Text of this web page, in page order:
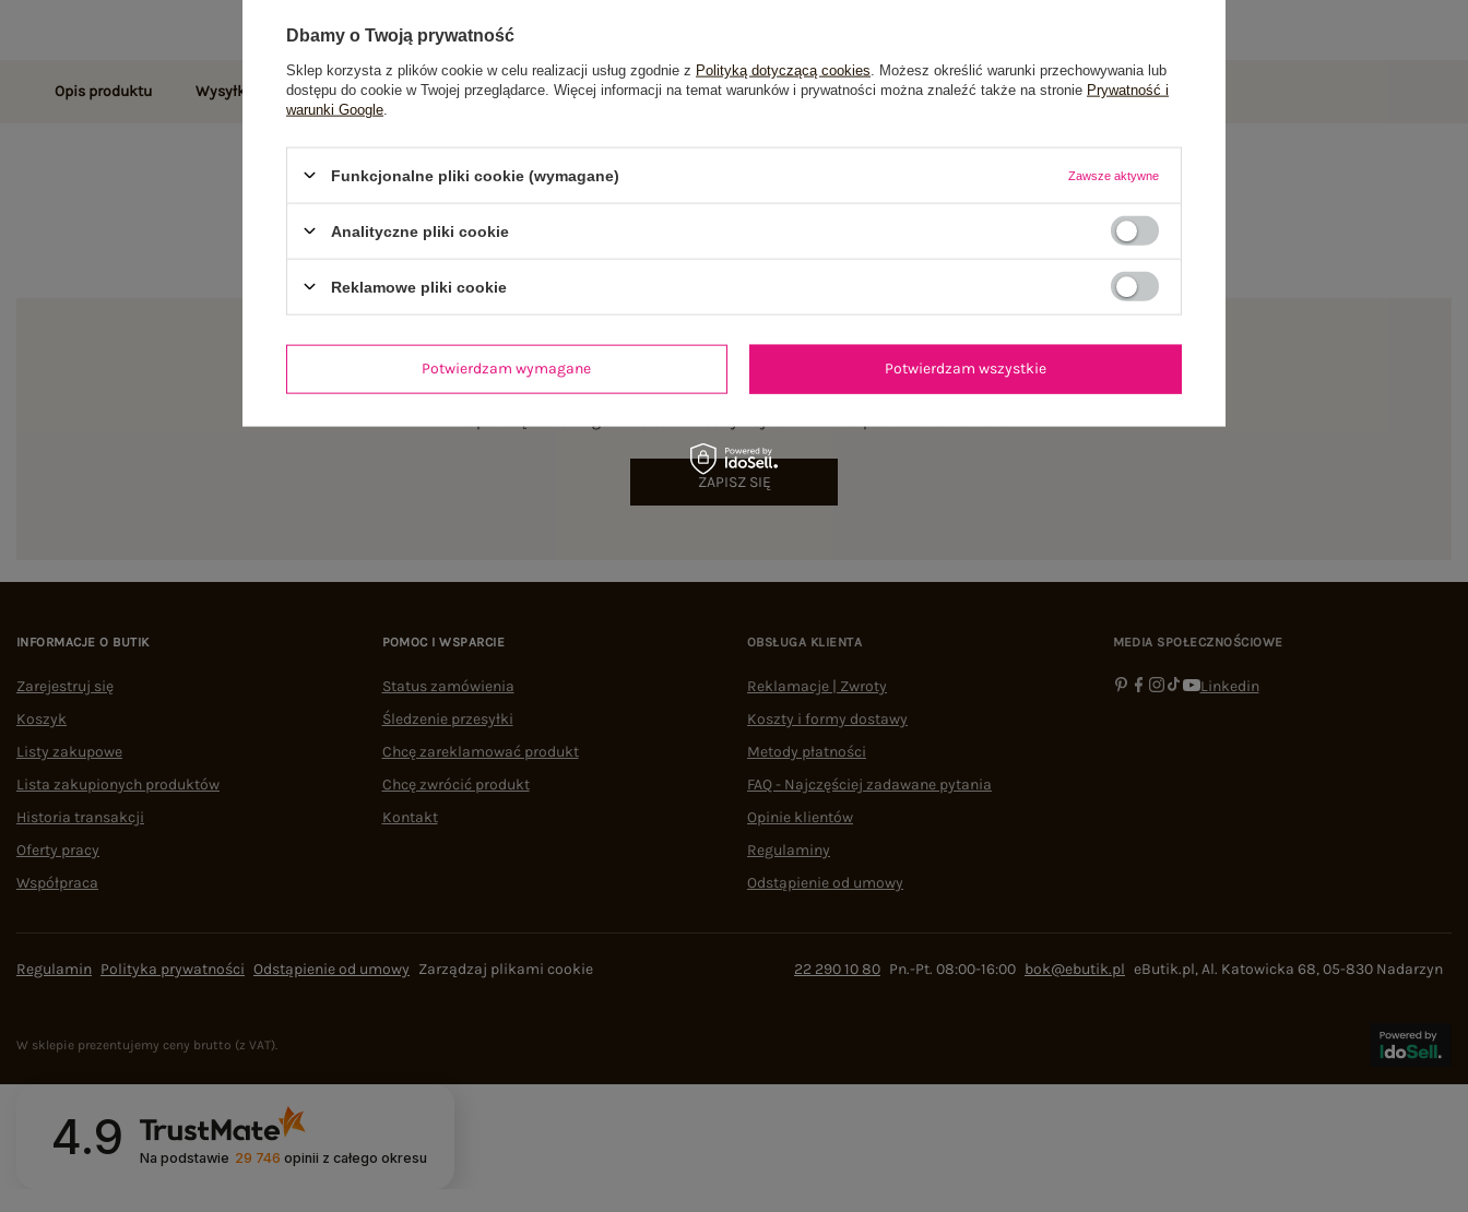
Opis produktu Wysyłka i dostawa Zwroty i reklamacje Opinie o produkcie(0)
ZAPISZ SIĘ
INFORMACJE O BUTIK
Zarejestruj się
Koszyk
Listy zakupowe
Lista zakupionych produktów
Historia transakcji
Oferty pracy
Współpraca
POMOC I WSPARCIE
Status zamówienia
Śledzenie przesyłki
Chcę zareklamować produkt
Chcę zwrócić produkt
Kontakt
OBSŁUGA KLIENTA
Reklamacje | Zwroty
Koszty i formy dostawy
Metody płatności
FAQ - Najczęściej zadawane pytania
Opinie klientów
Regulaminy
Odstąpienie od umowy
MEDIA SPOŁECZNOŚCIOWE
Linkedin
Regulamin Polityka prywatności Odstąpienie od umowy Zarządzaj plikami cookie 22 290 10 80 Pn.-Pt. 08:00-16:00 bok@ebutik.pl eButik.pl,Al. Katowicka 68,05-830 Nadarzyn
W sklepie prezentujemy ceny brutto (z VAT).
4.9 Na podstawie 29 746 opinii z całego okresu
Dbamy o Twoją prywatność
Sklep korzysta z plików cookie w celu realizacji usług zgodnie z Polityką dotyczącą cookies . Możesz określić warunki przechowywania lub
dostępu do cookie w Twojej przeglądarce. Więcej informacji na temat warunków i prywatności można znaleźć także na stronie Prywatność i
warunki Google
Funkcjonalne pliki cookie (wymagane) Zawsze aktywne
Analityczne pliki cookie
Reklamowe pliki cookie
Potwierdzam wymagane Potwierdzam wszystkie